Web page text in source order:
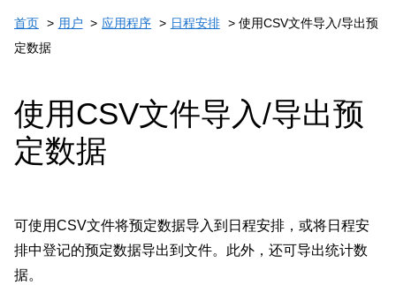
首页 用户 应用程序 日程安排
使用CSV文件导入/导出预
定数据
使用CSV文件导入/导出预
定数据
可使用CSV文件将预定数据导入到日程安排，或将日程安
排中登记的预定数据导出到文件。此外，还可导出统计数
据。